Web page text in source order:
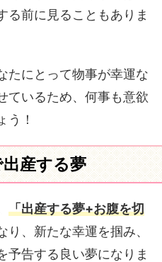
る前に見ることもありま
たにとって物事が幸運な
ているため、何事も意欲
う！
産する夢
「出産する夢+お腹を切
り、新たな幸運を掴み、
予告する良い夢になりま